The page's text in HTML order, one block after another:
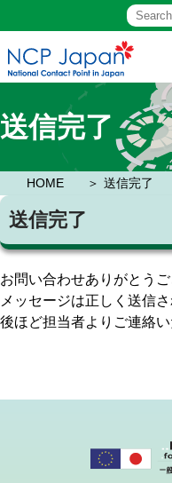
送信完了
HOME 送信完了
送信完了
お問い合わせありがとうご
メッセージは正しく送信さ
後ほど担当者よりご連絡い